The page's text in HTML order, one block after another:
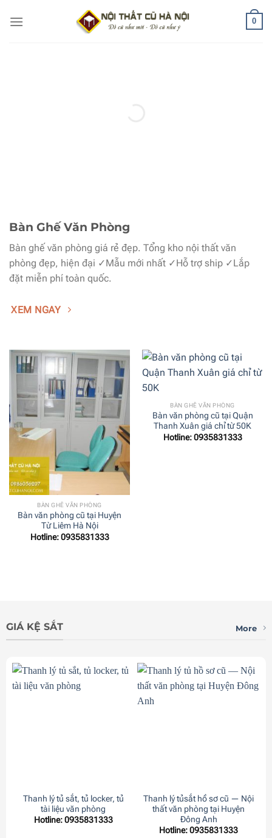
qua
0
Bàn Ghế Văn Phòng
Bàn ghế văn phòng giá rẻ đẹp. Tổng kho nội thất văn
phòng đẹp, hiện đại ✓Mẫu mới nhất ✓Hỗ trợ ship ✓Lắp
đặt miễn phí toàn quốc.
XEM NGAY
BÀN GHẾ VĂN PHÒNG
Bàn văn phòng cũ tại Huyện
Từ Liêm Hà Nội
Hotline: 0935831333
BÀN GHẾ VĂN PHÒNG
Bàn văn phòng cũ tại Quận
Thanh Xuân giá chỉ từ 50K
Hotline: 0935831333
GIÁ KỆ SẮT More
Thanh lý tủ sắt, tủ locker, tủ
tài liệu văn phòng
Hotline: 0935831333
Thanh lý tủsắt hồ sơ cũ — Nội
thất văn phòng tại Huyện
Đông Anh
Hotline: 0935831333